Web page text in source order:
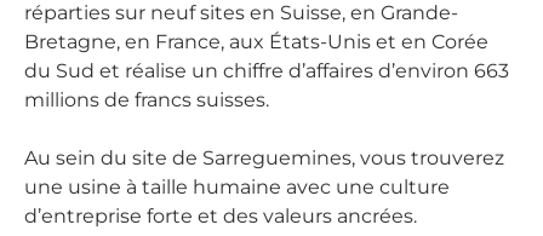
réparties sur neuf sites en Suisse, en Grande-
Bretagne, en France, aux États-Unis et en Corée
du Sud et réalise un chiffre d’affaires d’environ 663
millions de francs suisses.
Au sein du site de Sarreguemines, vous trouverez
une usine à taille humaine avec une culture
d’entreprise forte et des valeurs ancrées.